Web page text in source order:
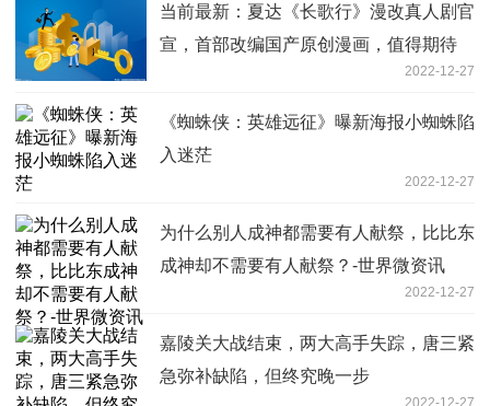
当前最新：夏达《长歌行》漫改真人剧官
宣，首部改编国产原创漫画，值得期待
2022-12-27
《蜘蛛侠：英雄远征》曝新海报小蜘蛛陷
入迷茫
2022-12-27
为什么别人成神都需要有人献祭，比比东
成神却不需要有人献祭？-世界微资讯
2022-12-27
嘉陵关大战结束，两大高手失踪，唐三紧
急弥补缺陷，但终究晚一步
2022-12-27